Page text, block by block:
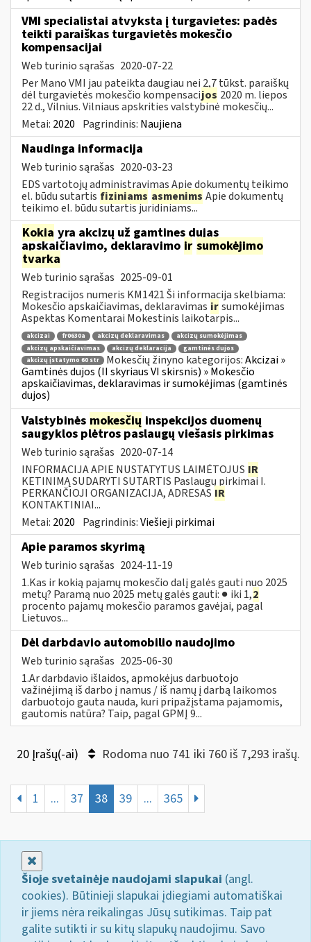
VMI specialistai atvyksta į turgavietes: padės
teikti paraiškas turgavietės mokesčio
kompensacijai
Web turinio sąrašas 2020-07-22
Per Mano VMI jau pateikta daugiau nei 2,7 tūkst. paraiškų
dėl turgavietės mokesčio kompensacijos 2020 m. liepos
22 d., Vilnius. Vilniaus apskrities valstybinė mokesčių...
Metai: 2020 Pagrindinis: Naujiena
Naudinga informacija
Web turinio sąrašas 2020-03-23
EDS vartotojų administravimas Apie dokumentų teikimo
el. būdu sutartis fiziniams asmenims Apie dokumentų
teikimo el. būdu sutartis juridiniams...
Kokia yra akcizų už gamtines dujas
apskaičiavimo, deklaravimo ir sumokėjimo
tvarka
Web turinio sąrašas 2025-09-01
Registracijos numeris KM1421 Ši informacija skelbiama:
Mokesčio apskaičiavimas, deklaravimas irsumokėjimas
Aspektas Komentarai Mokestinis laikotarpis...
akcizai fr0630a akcizų deklaravimas
akcizų sumokėjimas
akcizų apskaičiavimas
akcizų deklaracija
gamtinės dujos
akcizų įstatymo 60 str
Mokesčių žinyno kategorijos:Akcizai »
Gamtinės dujos (II skyriaus VI skirsnis) » Mokesčio
apskaičiavimas, deklaravimas ir sumokėjimas (gamtinės
dujos)
Valstybinės mokesčių inspekcijos duomenų
saugyklos plėtros paslaugų viešasis pirkimas
Web turinio sąrašas 2020-07-14
INFORMACIJA APIE NUSTATYTUS LAIMĖTOJUS IR
KETINIMĄ SUDARYTI SUTARTIS Paslaugų pirkimai I.
PERKANČIOJI ORGANIZACIJA, ADRESAS IR
KONTAKTINIAI...
Metai: 2020 Pagrindinis:Viešieji pirkimai
Apie paramos skyrimą
Web turinio sąrašas 2024-11-19
1.Kas ir kokią pajamų mokesčio dalį galės gauti nuo 2025
metų? Paramą nuo 2025 metų galės gauti: ● iki 1,2
procento pajamų mokesčio paramos gavėjai, pagal
Lietuvos...
Dėl darbdavio automobilio naudojimo
Web turinio sąrašas 2025-06-30
1.Ar darbdavio išlaidos, apmokėjus darbuotojo
važinėjimą iš darbo į namus / iš namų į darbą laikomos
darbuotojo gauta nauda, kuri pripažįstama pajamomis,
gautomis natūra? Taip, pagal GPMĮ 9...
20 Įrašų(-ai) Rodoma nuo 741 iki 760 iš 7,293 irašų.
1 ... 37 38 39 ... 365
Šioje svetainėje naudojami slapukai (angl.
cookies). Būtinieji slapukai įdiegiami automatiškai
ir jiems nėra reikalingas Jūsų sutikimas. Taip pat
galite sutikti ir su kitų slapukų naudojimu. Savo